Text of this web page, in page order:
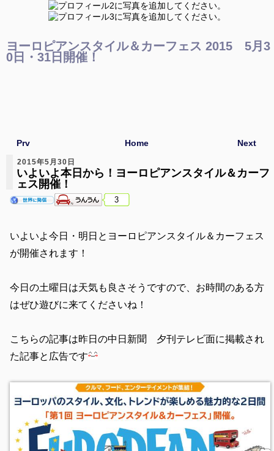
ヨーロピアンスタイル＆カーフェス 2015 5月3
0日・31日開催！
Next
Prv Home
2015年5月30日
いよいよ本日から！ヨーロピアンスタイル＆カーフ
ェス開催！
3
いよいよ今日・明日とヨーロピアンスタイル＆カーフェス
が開催されます！
今日の土曜日は天気も良さそうですので、お時間のある方
はぜひ遊びに来てくださいね！
こちらの記事は昨日の中日新聞 夕刊テレビ面に掲載され
た記事と広告です